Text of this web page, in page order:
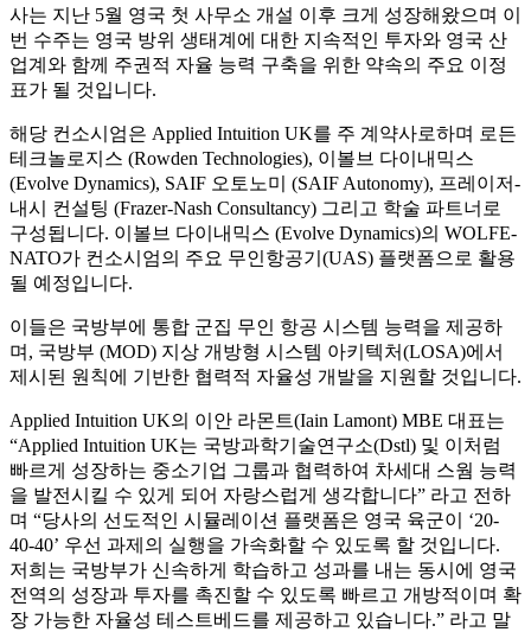
사는 지난 5월 영국 첫 사무소 개설 이후 크게 성장해왔으며 이
번 수주는 영국 방위 생태계에 대한 지속적인 투자와 영국 산
업계와 함께 주권적 자율 능력 구축을 위한 약속의 주요 이정
표가 될 것입니다.
해당 컨소시엄은 Applied Intuition UK를 주 계약사로하며 로든
테크놀로지스 (Rowden Technologies), 이볼브 다이내믹스
(Evolve Dynamics), SAIF 오토노미 (SAIF Autonomy), 프레이저-
내시 컨설팅 (Frazer-Nash Consultancy) 그리고 학술 파트너로
구성됩니다. 이볼브 다이내믹스 (Evolve Dynamics)의 WOLFE-
NATO가 컨소시엄의 주요 무인항공기(UAS) 플랫폼으로 활용
될 예정입니다.
이들은 국방부에 통합 군집 무인 항공 시스템 능력을 제공하
며, 국방부 (MOD) 지상 개방형 시스템 아키텍처(LOSA)에서
제시된 원칙에 기반한 협력적 자율성 개발을 지원할 것입니다.
Applied Intuition UK의 이안 라몬트(Iain Lamont) MBE 대표는
“Applied Intuition UK는 국방과학기술연구소(Dstl) 및 이처럼
빠르게 성장하는 중소기업 그룹과 협력하여 차세대 스웜 능력
을 발전시킬 수 있게 되어 자랑스럽게 생각합니다” 라고 전하
며 “당사의 선도적인 시뮬레이션 플랫폼은 영국 육군이 ‘20-
40-40’ 우선 과제의 실행을 가속화할 수 있도록 할 것입니다.
저희는 국방부가 신속하게 학습하고 성과를 내는 동시에 영국
전역의 성장과 투자를 촉진할 수 있도록 빠르고 개방적이며 확
장 가능한 자율성 테스트베드를 제공하고 있습니다.” 라고 말